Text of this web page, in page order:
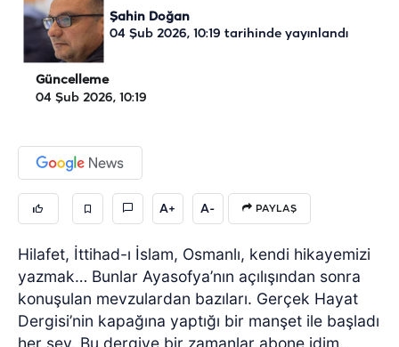
Şahin Doğan
04 Şub 2026, 10:19 tarihinde yayınlandı
Güncelleme
04 Şub 2026, 10:19
A+ A- PAYLAŞ
Hilafet, İttihad-ı İslam, Osmanlı, kendi hikayemizi
yazmak… Bunlar Ayasofya’nın açılışından sonra
konuşulan mevzulardan bazıları. Gerçek Hayat
Dergisi’nin kapağına yaptığı bir manşet ile başladı
her şey. Bu dergiye bir zamanlar abone idim.